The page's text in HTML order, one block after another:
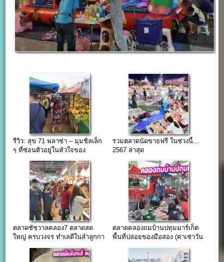
รีวิว: สุข 71 พลาซ่า – มุมชิลเล็ก
ๆ ที่ซ่อนตัวอยู่ในหัวใจของ
รวมตลาดนัดขายฟรี ในช่วงนี้…
2567 ล่าสุด
ตลาดชัชวาลคลอง7 ตลาดสด
ใหญ่ ครบวงจร ทำเลดีในลำลูกกา
ตลาดคลองถมบ้านปทุมมาร์เก็ต
พื้นที่ปล่อยของมือสอง (ค่าเช่าวัน